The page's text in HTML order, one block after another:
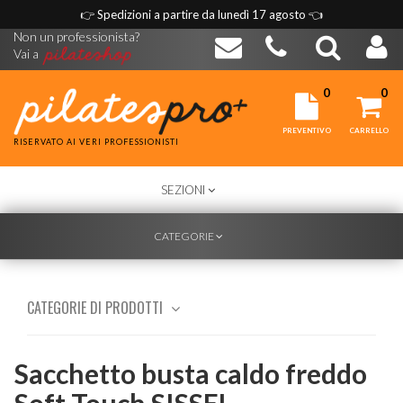
👉Spedizioni a partire da lunedì 17 agosto 👈
Non un professionista?
Vai a
RISERVATO AI VERI PROFESSIONISTI
0
PREVENTIVO
0
CARRELLO
TOGGLE
NAVIGATION
SEZIONI
TOGGLE
CATEGORIE
CATEGORIE DI PRODOTTI
Sacchetto busta caldo freddo